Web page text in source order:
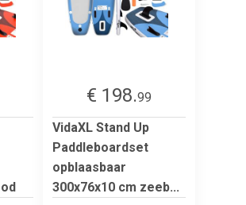
€ 198.99
VidaXL Stand Up
Paddleboardset
opblaasbaar
300x76x10 cm zeeb...